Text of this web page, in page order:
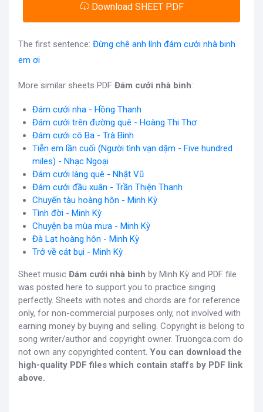
Download SHEET PDF
The first sentence: Đừng chê anh lính đám cưới nhà binh
em ơi
More similar sheets PDF Đám cưới nhà binh:
Đám cưới nha - Hồng Thanh
Đám cưới trên đường quê - Hoàng Thi Thơ
Đám cưới cô Ba - Trà Bình
Tiễn em lần cuối (Người tình vạn dặm - Five hundred
miles) - Nhạc Ngoại
Đám cưới làng quê - Nhật Vũ
Đám cưới đầu xuân - Trần Thiện Thanh
Chuyến tàu hoàng hôn - Minh Kỳ
Tình đời - Minh Kỳ
Chuyện ba mùa mưa - Minh Kỳ
Đà Lạt hoàng hôn - Minh Kỳ
Trở về cát bụi - Minh Kỳ
Sheet music Đám cưới nhà binh by Minh Kỳ and PDF file
was posted here to support you to practice singing
perfectly. Sheets with notes and chords are for reference
only, for non-commercial purposes only, not involved with
earning money by buying and selling. Copyright is belong to
song writer/author and copyright owner. Truongca.com do
not own any copyrighted content. You can download the
high-quality PDF files which contain staffs by PDF link
above.